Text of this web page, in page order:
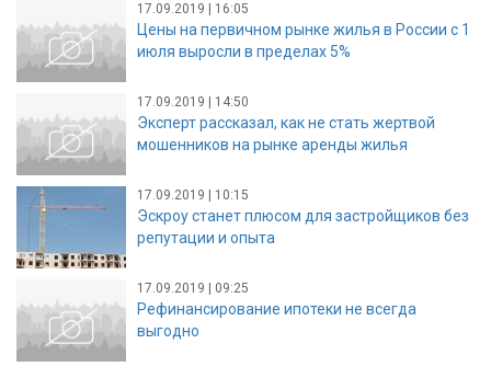
17.09.2019 | 16:05
Цены на первичном рынке жилья в России с 1
июля выросли в пределах 5%
17.09.2019 | 14:50
Эксперт рассказал, как не стать жертвой
мошенников на рынке аренды жилья
17.09.2019 | 10:15
Эскроу станет плюсом для застройщиков без
репутации и опыта
17.09.2019 | 09:25
Рефинансирование ипотеки не всегда
выгодно